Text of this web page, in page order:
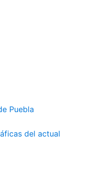
Puebla
del actual